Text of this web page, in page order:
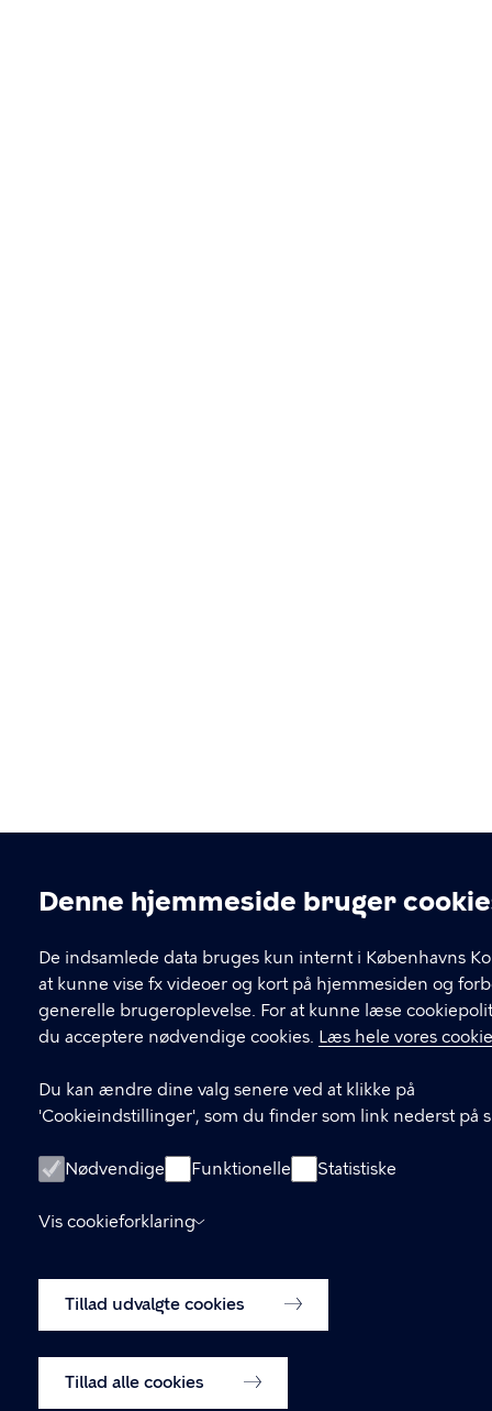
Cookieindstillinger
Denne hjemmeside bruger
De indsamlede data bruges kun internt i Københavns
at kunne vise fx videoer og kort på hjemmesiden og
generelle brugeroplevelse. For at kunne læse
du acceptere nødvendige cookies. Læs hele vores
Du kan ændre dine valg senere ved at klikke på
'Cookieindstillinger', som du finder som link nederst på
Nødvendige Funktionelle Statistiske
Vis cookieforklaring
Tillad udvalgte cookies
Tillad alle cookies